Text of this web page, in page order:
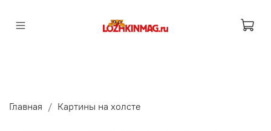
Главная Картины на холсте